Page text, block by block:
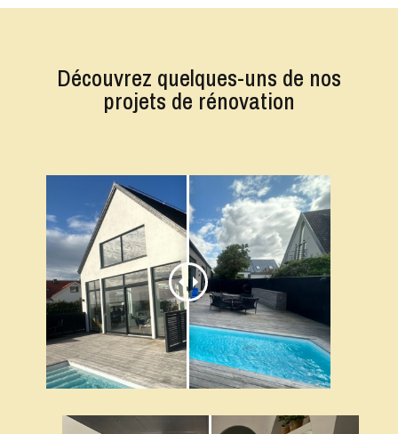
Découvrez quelques-uns de nos
projets de rénovation